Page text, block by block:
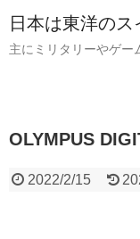
日本は東洋の
主にミリタリーやゲー
OLYMPUS
2022/2/15